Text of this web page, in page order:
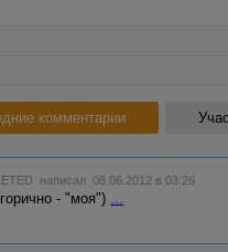
комментарии
написал 08.06.2012 в 03:26
- "моя") ...